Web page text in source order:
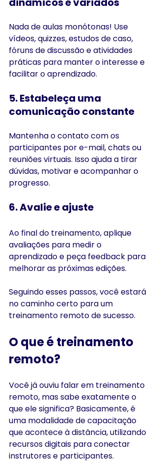
Nada de aulas monótonas! Use
vídeos, quizzes, estudos de caso,
fóruns de discussão e atividades
práticas para manter o interesse e
facilitar o aprendizado.
5. Estabeleça uma
comunicação constante
Mantenha o contato com os
participantes por e-mail, chats ou
reuniões virtuais. Isso ajuda a tirar
dúvidas, motivar e acompanhar o
progresso.
6. Avalie e ajuste
Ao final do treinamento, aplique
avaliações para medir o
aprendizado e peça feedback para
melhorar as próximas edições.
Seguindo esses passos, você estará
no caminho certo para um
treinamento remoto de sucesso.
O que é treinamento
remoto?
Você já ouviu falar em treinamento
remoto, mas sabe exatamente o
que ele significa? Basicamente, é
uma modalidade de capacitação
que acontece à distância, utilizando
recursos digitais para conectar
instrutores e participantes.